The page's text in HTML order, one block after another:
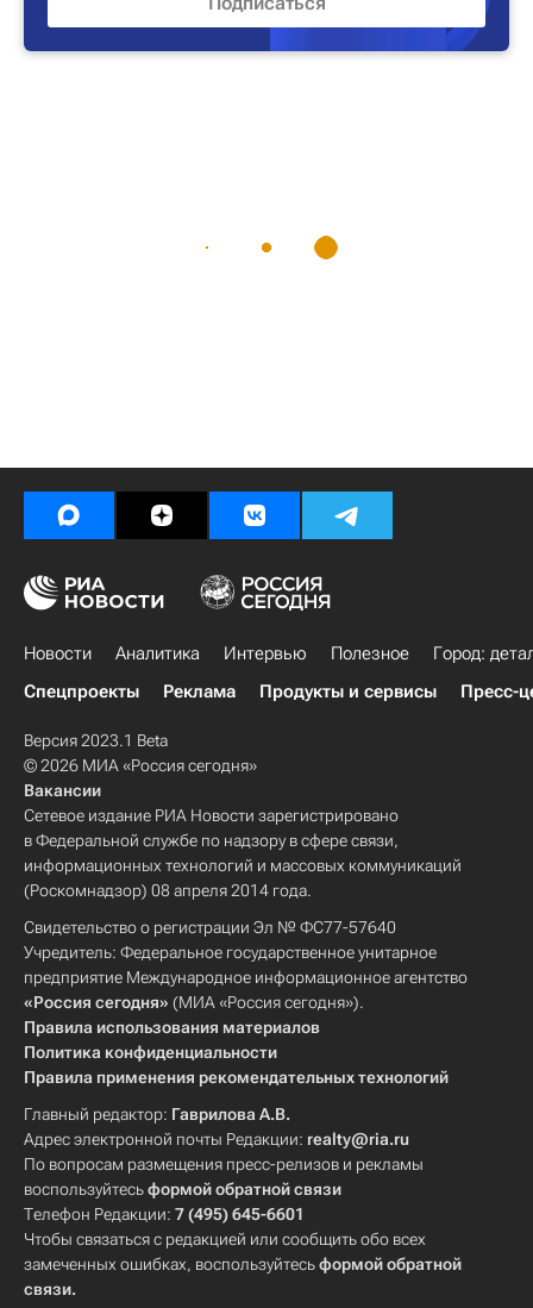
Новости Аналитика Интервью Полезное
Город:
Спецпроекты
Реклама Продукты и сервисы Пресс-
Версия 2023.1 Beta
© 2026 МИА «Россия сегодня»
Вакансии
Сетевое издание РИА Новости зарегистрировано
в Федеральной службе по надзору в сфере связи,
информационных технологий и массовых коммуникаций
(Роскомнадзор) 08 апреля 2014 года.
Свидетельство о регистрации Эл № ФС77-57640
Учредитель: Федеральное государственное унитарное
предприятие Международное информационное агентство
«Россия сегодня» (МИА «Россия сегодня»).
Правила использования материалов
Политика конфиденциальности
Правила применения рекомендательных технологий
Главный редактор: Гаврилова А.В.
Адрес электронной почты Редакции: realty@ria.ru
По вопросам размещения пресс-релизов и рекламы
воспользуйтесьформой обратной связи
Телефон Редакции: 7 (495) 645-6601
Чтобы связаться с редакцией или сообщить обо всех
замеченных ошибках, воспользуйтесьформой обратной
связи.